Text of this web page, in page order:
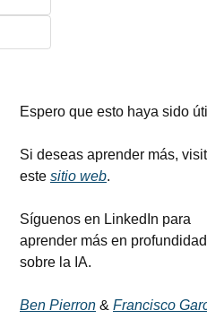
Espero que esto haya sido
Si deseas aprender más,
este sitio web.
Síguenos en LinkedIn para
aprender más en profundidad
sobre la IA.
Ben Pierron & Francisco